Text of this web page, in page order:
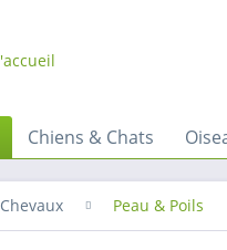
Chiens & Chats
Chevaux Peau & Poils